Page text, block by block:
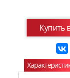
Купить